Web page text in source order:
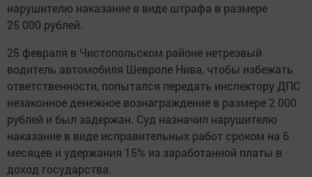
нарушителю наказание в виде штрафа в размере
25 000 рублей.
25 февраля в Чистопольском районе нетрезвый
водитель автомобиля Шевроле Нива, чтобы избежать
ответственности, попытался передать инспектору ДПС
незаконное денежное вознаграждение в размере 2 000
рублей и был задержан. Суд назначил нарушителю
наказание в виде исправительных работ сроком на 6
месяцев и удержания 15% из заработанной платы в
доход государства.